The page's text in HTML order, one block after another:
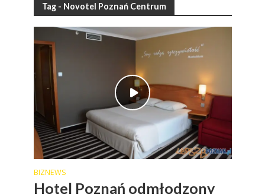
Tag - Novotel Poznań Centrum
BIZNEWS
Hotel Poznań odmłodzony